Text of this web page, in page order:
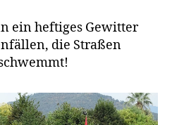
ein heftiges Gewitter
die Straßen